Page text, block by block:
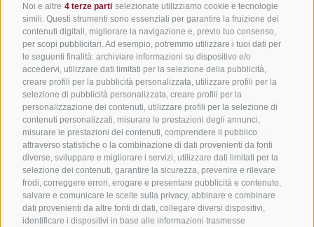
Noi e altre 4 terze parti selezionate utilizziamo cookie e tecnologie
simili. Questi strumenti sono essenziali per garantire la fruizione dei
contenuti digitali, migliorare la navigazione e, previo tuo consenso,
per scopi pubblicitari. Ad esempio, potremmo utilizzare i tuoi dati per
le seguenti finalità: archiviare informazioni su dispositivo e/o
accedervi, utilizzare dati limitati per la selezione della pubblicità,
creare profili per la pubblicità personalizzata, utilizzare profili per la
selezione di pubblicità personalizzata, creare profili per la
personalizzazione dei contenuti, utilizzare profili per la selezione di
contenuti personalizzati, misurare le prestazioni degli annunci,
misurare le prestazioni dei contenuti, comprendere il pubblico
attraverso statistiche o la combinazione di dati provenienti da fonti
diverse, sviluppare e migliorare i servizi, utilizzare dati limitati per la
selezione dei contenuti, garantire la sicurezza, prevenire e rilevare
frodi, correggere errori, erogare e presentare pubblicità e contenuto,
salvare e comunicare le scelte sulla privacy, abbinare e combinare
dati provenienti da altre fonti di dati, collegare diversi dispositivi,
identificare i dispositivi in base alle informazioni trasmesse
Buongustai della cucina alpino-
mediterranea
Un salto al rifugio dopo una giornata sulla neve non
può assolutamente mancare. Gusto e cucina di
montagna occupano un posto di rilievo nel
comprensorio Tre Cime Dolomiti. Quel qualcosa di
diverso che stuzzica... cucina alpino-mediterranea,
pasta e canederli, serviti da personaggi autentici.
RIFUGI & RISTORANTI